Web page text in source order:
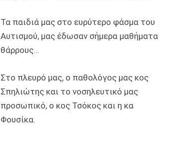
Τα παιδιά μας στο ευρύτερο φάσμα του
Αυτισμού, μας έδωσαν σήμερα μαθήματα
θάρρους…
Στο πλευρό μας, ο παθολόγος μας κος
Σπηλιώτης και το νοσηλευτικό μας
προσωπικό, ο κος Τσόκος και η κα
Φουσίκα.